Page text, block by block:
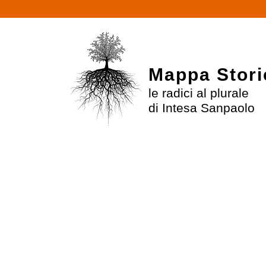
Mappa
le radici al plurale
di Intesa Sanpaolo